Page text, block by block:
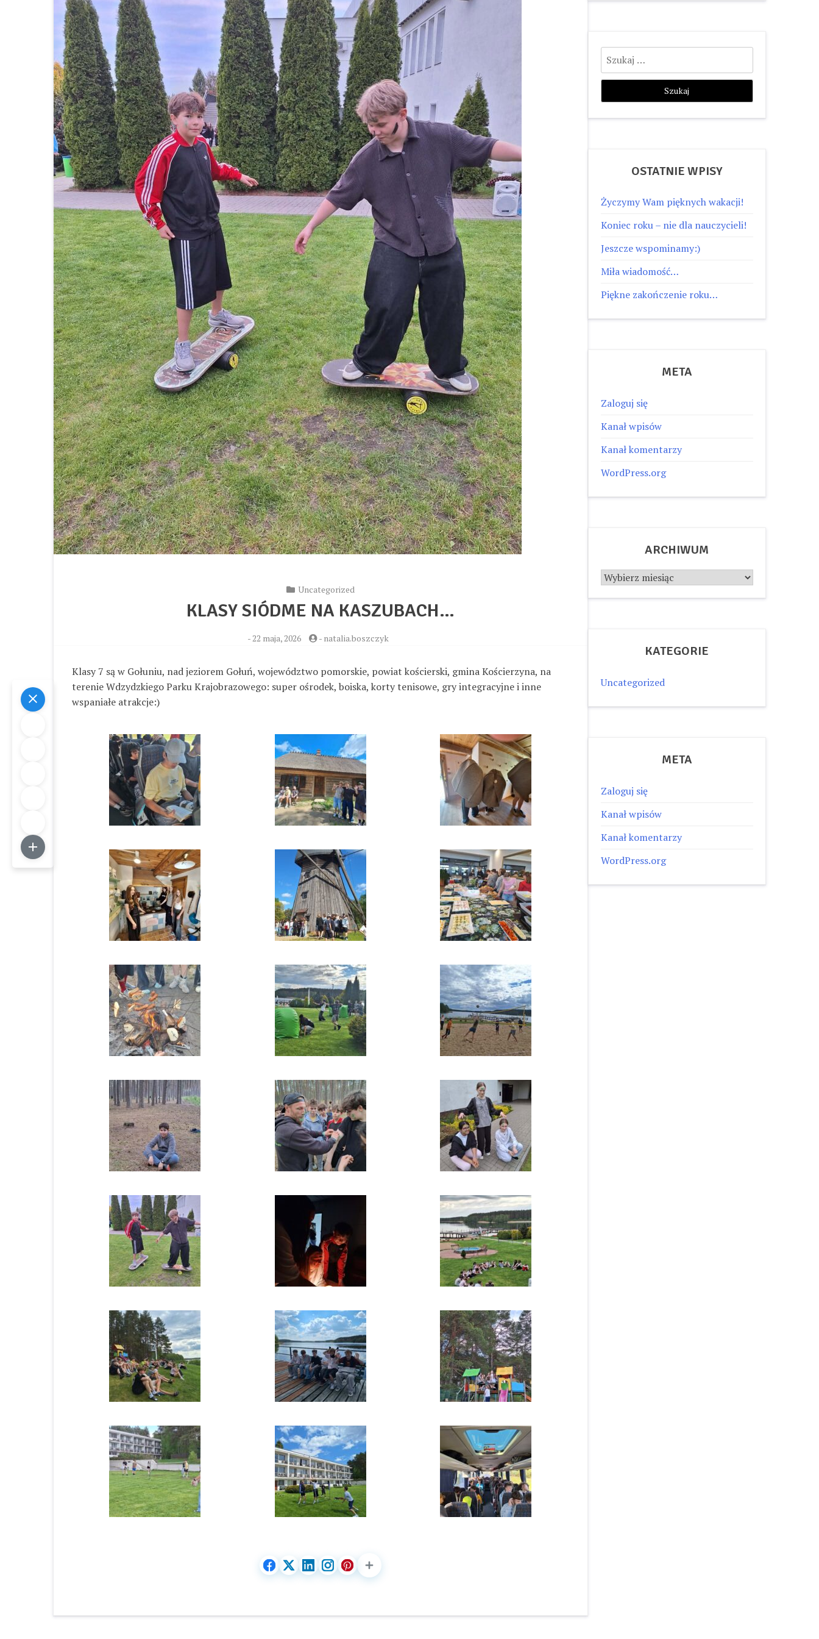
Uncategorized
KLASY SIÓDME NA KASZUBACH…
-22 maja, 2026 - natalia.boszczyk
Klasy 7 są w Gołuniu, nad jeziorem Gołuń, województwo pomorskie, powiat kościerski, gmina Kościerzyna, na
terenie Wdzydzkiego Parku Krajobrazowego: super ośrodek, boiska, korty tenisowe, gry integracyjne i inne
wspaniałe atrakcje:)
Szukaj:
OSTATNIE WPISY
Życzymy Wam pięknych wakacji!
Koniec roku – nie dla nauczycieli!
Jeszcze wspominamy:)
Miła wiadomość…
Piękne zakończenie roku…
META
Zaloguj się
Kanał wpisów
Kanał komentarzy
WordPress.org
ARCHIWUM
Archiwum
KATEGORIE
Uncategorized
META
Zaloguj się
Kanał wpisów
Kanał komentarzy
WordPress.org